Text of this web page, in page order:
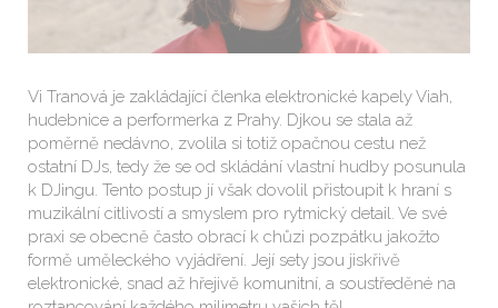
Vi Tranová je zakládající členka elektronické kapely Viah,
hudebnice a performerka z Prahy. Djkou se stala až
poměrně nedávno, zvolila si totiž opačnou cestu než
ostatní DJs, tedy že se od skládání vlastní hudby posunula
k DJingu. Tento postup jí však dovolil přistoupit k hraní s
muzikální citlivostí a smyslem pro rytmický detail. Ve své
praxi se obecně často obrací k chůzi pozpátku jakožto
formě uměleckého vyjádření. Její sety jsou jiskřivě
elektronické, snad až hřejivě komunitní, a soustředěné na